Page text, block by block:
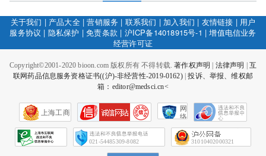
关于我们 | 产品大全|营销服务 | 联系我们 | 加入我们 | 友情链接 | 用户
服务协议 | 隐私保护 |免责条款 | 沪ICP备14018915号-1 |增值电信业务
经营许可证
Copyright©2001-2020 bioon.com 版权所有 不得转载.著作权声明 法律声明
互
联网药品信息服务资格证书((沪)-非经营性-2019-0162)|投诉、举报、维权邮
箱：editor@medsci.cn<
上海工商
网
络
会
征
021-54485309-8082 31010402000321